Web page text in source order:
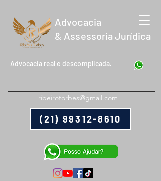
Advocacia
& Assessoria Jurídica
Advocacia real e descomplicada.
ribeirotorbes@gmail.com
(21) 99312-8610